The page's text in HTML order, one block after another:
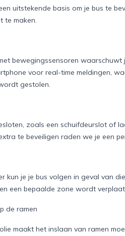
uitstekende basis om je bus te
te maken.
bewegingssensoren
voor real-time meldingen,
gestolen.
zoals een schuifdeurslot of
te beveiligen raden we je een
kun je je bus volgen in geval van
een bepaalde zone wordt
de ramen
maakt het inslaan van ramen